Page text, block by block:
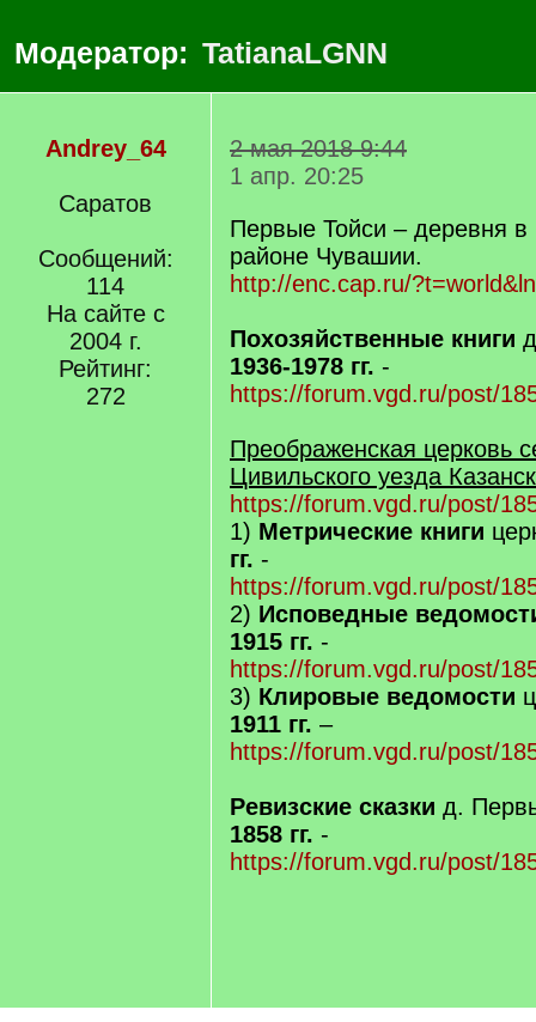
Модератор: TatianaLGNN
Andrey_64
Саратов
Сообщений:
114
На сайте с
2004 г.
Рейтинг:
272
2 мая 2018 9:44
1 апр. 20:25
Первые Тойси – деревня
районе Чувашии.
http://enc.cap.ru/
Похозяйственные книги
1936-1978 гг. -
https://forum.vgd.ru/post/
Преображенская церковь
Цивильского уезда
https://forum.vgd.ru/post/
1) Метрические книги
гг. -
https://forum.vgd.ru/post/
2) Исповедные
1915 гг. -
https://forum.vgd.ru/post/
3) Клировые ведомости
1911 гг. –
https://forum.vgd.ru/post/
Ревизские сказки д.
1858 гг. -
https://forum.vgd.ru/post/